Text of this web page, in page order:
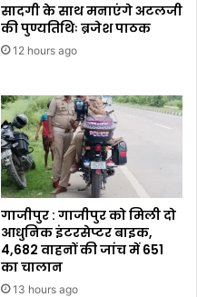
सादगी के साथ मनाएंगे अटलजी
की पुण्यतिथिः ब्रजेश पाठक
12 hours ago
गाजीपुर : गाजीपुर को मिली दो
आधुनिक इंटरसेप्टर बाइक,
4,682 वाहनों की जांच में 651
का चालान
13 hours ago